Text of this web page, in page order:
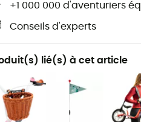
+1 000 000 d'aventuriers
Conseils d'experts
lié(s) à cet article